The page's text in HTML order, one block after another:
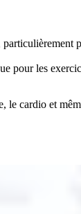
pour les
cardio et